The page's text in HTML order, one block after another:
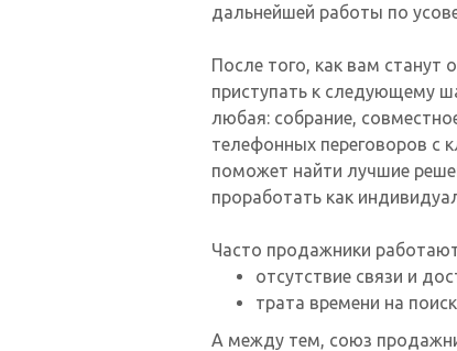
дальнейшей работы по
После того, как вам станут
приступать к следующему
любая: собрание,
телефонных переговоров с
поможет найти лучшие
проработать как
Часто продажники
отсутствие связи и
трата времени на
А между тем, союз